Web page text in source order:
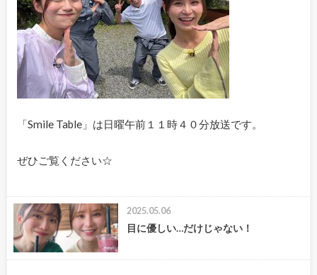
「Smile Table」は日曜午前１１時４０分放送です。
ぜひご覧ください☆
2025.05.06
目に優しい…だけじゃない！